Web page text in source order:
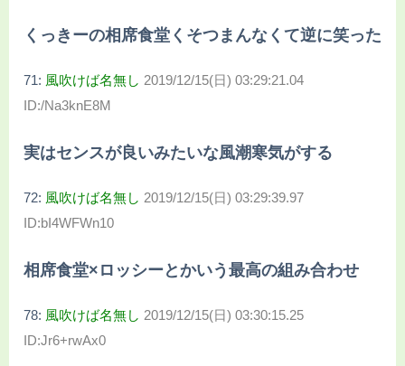
くっきーの相席食堂くそつまんなくて逆に笑った
71: 風吹けば名無し 2019/12/15(日) 03:29:21.04
ID:/Na3knE8M
実はセンスが良いみたいな風潮寒気がする
72: 風吹けば名無し 2019/12/15(日) 03:29:39.97
ID:bI4WFWn10
相席食堂×ロッシーとかいう最高の組み合わせ
78: 風吹けば名無し 2019/12/15(日) 03:30:15.25
ID:Jr6+rwAx0